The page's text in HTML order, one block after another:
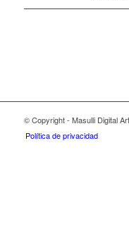
© Copyright - Masulli Digital Art
Política de privacidad